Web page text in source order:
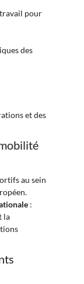
pour
des
et des
au sein
:
la